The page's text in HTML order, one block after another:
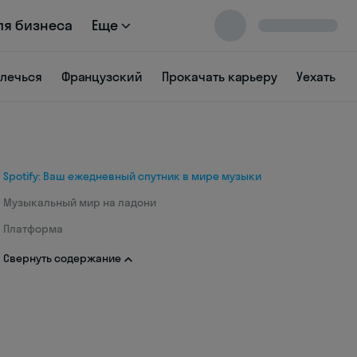
бизнеса Еще
Французский Прокачать карьеру Уехать
Spotify: Ваш ежедневный спутник в мире музыки
Музыкальный мир на ладони
Платформа
Свернуть содержание